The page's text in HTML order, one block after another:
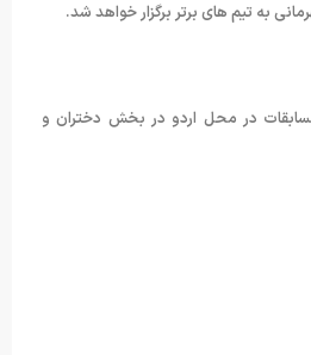
به تیم های برتر برگزار خواهد شد.
از مسابقات در محل اردو در بخش دختران و